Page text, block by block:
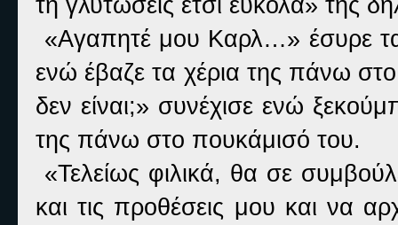
«Αγαπητέ μου Καρλ…» έσυρε
ενώ έβαζε τα χέρια της πάνω
δεν είναι;» συνέχισε ενώ
της πάνω στο πουκάμισό του.
«Τελείως φιλικά, θα σε
και τις προθέσεις μου και να